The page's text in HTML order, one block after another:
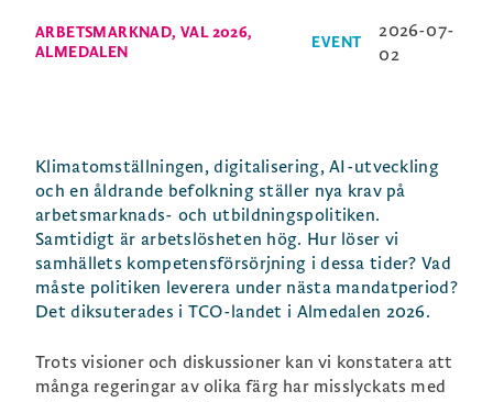
ARBETSMARKNAD,VAL 2026,
ALMEDALEN
EVENT
2026-07-
02
Klimatomställningen, digitalisering, AI-utveckling
och en åldrande befolkning ställer nya krav på
arbetsmarknads- och utbildningspolitiken.
Samtidigt är arbetslösheten hög. Hur löser vi
samhällets kompetensförsörjning i dessa tider? Vad
måste politiken leverera under nästa mandatperiod?
Det diksuterades i TCO-landet i Almedalen 2026.
Trots visioner och diskussioner kan vi konstatera att
många regeringar av olika färg har misslyckats med